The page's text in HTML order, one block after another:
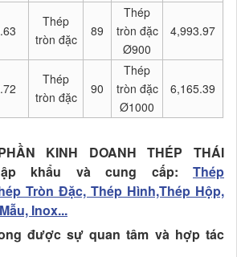
Thép
tròn đặc
89
Thép
tròn đặc
Ø900
4,993.97
Thép
tròn đặc
90
Thép
tròn đặc
Ø1000
6,165.39
KINH DOANH THÉP THÁI
khẩu và cung cấp: Thép
Tròn Đặc, Thép Hình,Thép Hộp,
Inox...
được sự quan tâm và hợp tác